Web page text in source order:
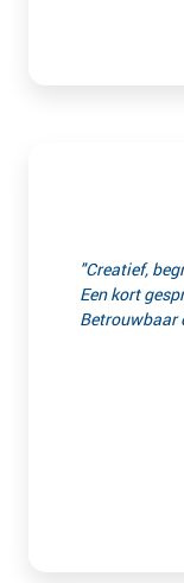
"Creatief,
Een kort
Betrouwbaar